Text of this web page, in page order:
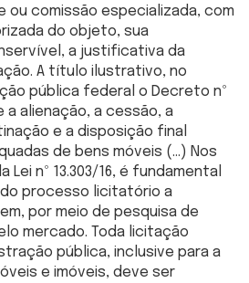
ou comissão especializada, com
do objeto, sua
a justificativa da
A título ilustrativo, no
pública federal o Decreto nº
a alienação, a cessão, a
e a disposição final
de bens móveis (…) Nos
Lei nº 13.303/16, é fundamental
processo licitatório a
por meio de pesquisa de
mercado. Toda licitação
pública, inclusive para a
e imóveis, deve ser